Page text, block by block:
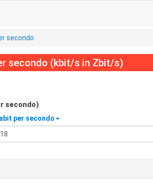
secondo
secondo (kbit/s in Zbit/s)
secondo)
per secondo